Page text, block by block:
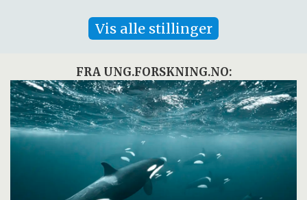
Vis alle stillinger
FRA UNG.FORSKNING.NO: